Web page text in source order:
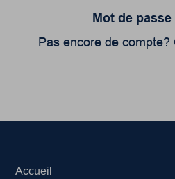
Mot de
Pas encore de compte?
Accueil